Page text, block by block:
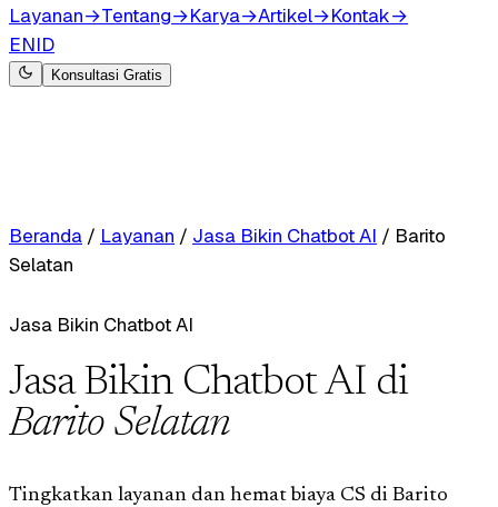
Layanan→Tentang→Karya→Artikel→Kontak→
ENID
Konsultasi Gratis
Beranda / Layanan / Jasa Bikin Chatbot AI / Barito
Selatan
Jasa Bikin Chatbot AI
Jasa Bikin Chatbot AI di
Barito Selatan
Tingkatkan layanan dan hemat biaya CS di Barito